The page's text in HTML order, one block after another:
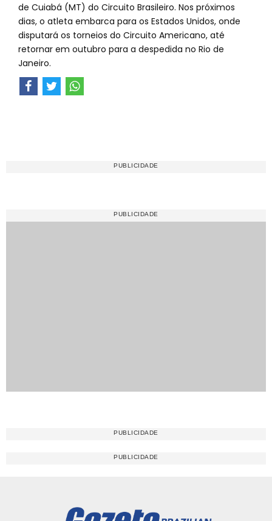
de Cuiabá (MT) do Circuito Brasileiro. Nos próximos
dias, o atleta embarca para os Estados Unidos, onde
disputará os torneios do Circuito Americano, até
retornar em outubro para a despedida no Rio de
Janeiro.